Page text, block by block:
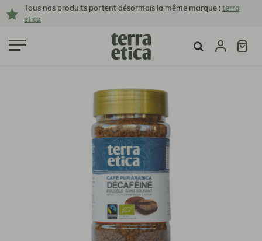
Tous nos produits portent désormais la même marque :terra
etica